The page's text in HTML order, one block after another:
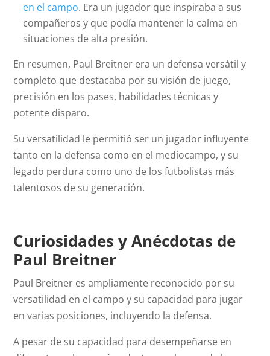
en el campo. Era un jugador que inspiraba a sus
compañeros y que podía mantener la calma en
situaciones de alta presión.
En resumen, Paul Breitner era un defensa versátil y
completo que destacaba por su visión de juego,
precisión en los pases, habilidades técnicas y
potente disparo.
Su versatilidad le permitió ser un jugador influyente
tanto en la defensa como en el mediocampo, y su
legado perdura como uno de los futbolistas más
talentosos de su generación.
Curiosidades y Anécdotas de
Paul Breitner
Paul Breitner es ampliamente reconocido por su
versatilidad en el campo y su capacidad para jugar
en varias posiciones, incluyendo la defensa.
A pesar de su capacidad para desempeñarse en